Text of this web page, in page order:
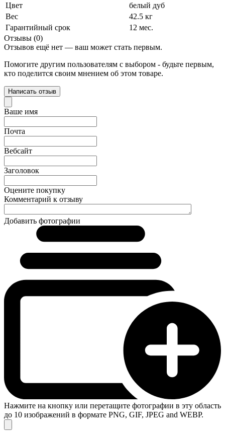
Цвет
белый дуб
Вес
42.5 кг
Гарантийный срок
12 мес.
Отзывы (0)
Отзывов ещё нет — ваш может стать первым.
Помогите другим пользователям с выбором - будьте первым,
кто поделится своим мнением об этом товаре.
Написать отзыв
Ваше имя
Почта
Вебсайт
Заголовок
Оцените покупку
Комментарий к отзыву
Добавить фотографии
Нажмите на кнопку или перетащите фотографии в эту область
до 10 изображений в формате PNG, GIF, JPEG and WEBP.